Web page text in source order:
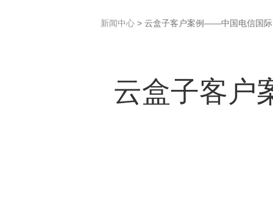
新闻中心 > 云盒子客户案例——中国电信国
云盒子客户